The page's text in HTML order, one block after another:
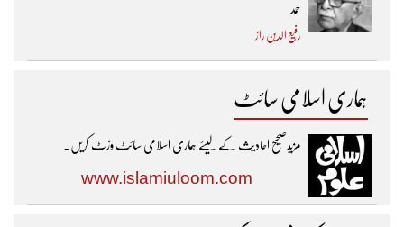
حمد
رفیع الدین راز
ہماری اسلامی سائٹ
مزیدصحیح احادیث کے لیئے ہماری اسلامی سائٹ وزٹ کریں۔
www.islamiuloom.com